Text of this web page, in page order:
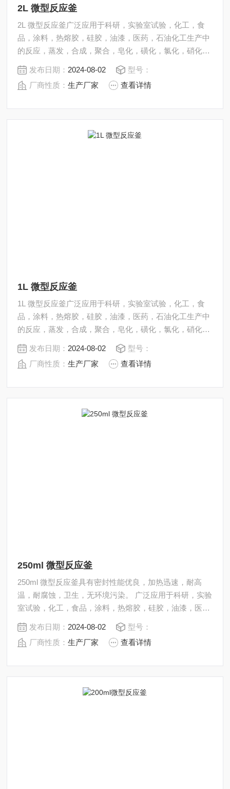
2L 微型反应釜
2L 微型反应釜广泛应用于科研，实验室试验，化工，食
品，涂料，热熔胶，硅胶，油漆，医药，石油化工生产中
的反应，蒸发，合成，聚合，皂化，磺化，氯化，硝化等
工艺过程的压力容器。 内表面采用镜面抛光，确保卫生洁
净*。 所有反应釜均可接受客户的个性化定制。
发布日期： 2024-08-02
型号：
厂商性质：生产厂家 查看详情
1L 微型反应釜
1L 微型反应釜广泛应用于科研，实验室试验，化工，食
品，涂料，热熔胶，硅胶，油漆，医药，石油化工生产中
的反应，蒸发，合成，聚合，皂化，磺化，氯化，硝化等
工艺过程的压力容器。 内表面采用镜面抛光，确保卫生洁
净*。 所有反应釜均可接受客户的个性化定制。
发布日期： 2024-08-02
型号：
厂商性质：生产厂家 查看详情
250ml 微型反应釜
250ml 微型反应釜具有密封性能优良，加热迅速，耐高
温，耐腐蚀，卫生，无环境污染。 广泛应用于科研，实验
室试验，化工，食品，涂料，热熔胶，硅胶，油漆，医
药，石油化工生产中的反应，蒸发，合成，聚合，皂化，
磺化，氯化，硝化等工艺过程的压力容器。 内表面采用镜
面抛光，确保卫生洁净*。 所有反应釜均可接受客户的个
发布日期： 2024-08-02
型号：
厂商性质：生产厂家 查看详情